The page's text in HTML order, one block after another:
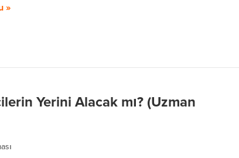
»
Yerini Alacak mı? (Uzman